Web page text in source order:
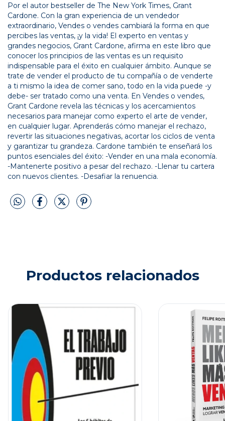
Por el autor bestseller de The New York Times, Grant
Cardone. Con la gran experiencia de un vendedor
extraordinario, Vendes o vendes cambiará la forma en que
percibes las ventas, ¡y la vida! El experto en ventas y
grandes negocios, Grant Cardone, afirma en este libro que
conocer los principios de las ventas es un requisito
indispensable para el éxito en cualquier ámbito. Aunque se
trate de vender el producto de tu compañía o de venderte
a ti mismo la idea de comer sano, todo en la vida puede -y
debe- ser tratado como una venta. En Vendes o vendes,
Grant Cardone revela las técnicas y los acercamientos
necesarios para manejar como experto el arte de vender,
en cualquier lugar. Aprenderás cómo manejar el rechazo,
revertir las situaciones negativas, acortar los ciclos de venta
y garantizar tu grandeza. Cardone también te enseñará los
puntos esenciales del éxito: -Vender en una mala economía.
-Mantenerte positivo a pesar del rechazo. -Llenar tu cartera
con nuevos clientes. -Desafiar la renuencia.
Productos relacionados